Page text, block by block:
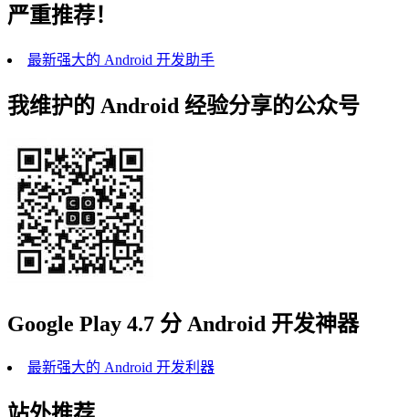
严重推荐！
最新强大的 Android 开发助手
我维护的 Android 经验分享的公众号
Google Play 4.7 分 Android 开发神器
最新强大的 Android 开发利器